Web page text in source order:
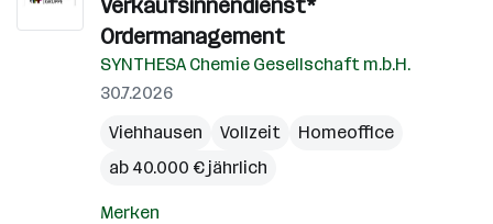
Verkaufsinnendienst*
Ordermanagement
SYNTHESA Chemie Gesellschaft m.b.H.
30.7.2026
Viehhausen
Vollzeit
Homeoffice
ab 40.000 € jährlich
Merken